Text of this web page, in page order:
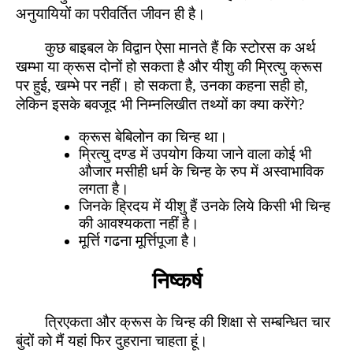
अनुयायियों का परीवर्तित जीवन ही है।
कुछ बाइबल के विद्वान ऐसा मानते हैं कि स्टोरस क अर्थ
खम्भा या क्रूस दोनों हो सकता है और यीशु की म्रित्यु क्रूस
पर हुई, खम्भे पर नहीं। हो सकता है, उनका कहना सही हो,
लेकिन इसके बवजूद भी निम्नलिखीत तथ्यों का क्या करेंगे?
क्रूस बेबिलोन का चिन्ह था।
म्रित्यु दण्ड में उपयोग किया जाने वाला कोई भी
औजार मसीही धर्म के चिन्ह के रुप में अस्वाभाविक
लगता है।
जिनके ह्रिदय में यीशु हैं उनके लिये किसी भी चिन्ह
की आवश्यकता नहीं है।
मूर्त्ति गढना मूर्त्तिपूजा है।
निष्कर्ष
त्रिएकता और क्रूस के चिन्ह की शिक्षा से सम्बन्धित चार
बुंदों को मैं यहां फिर दुहराना चाहता हूं।